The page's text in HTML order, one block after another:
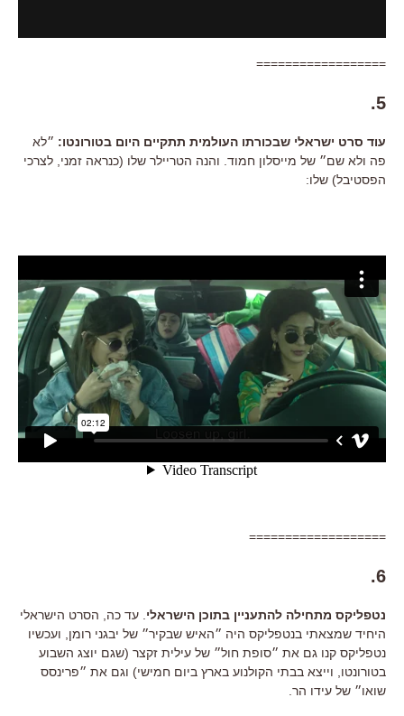
==================
5.
עוד סרט ישראלי שבכורתו העולמית תתקיים היום בטורונטו: ״לא
פה ולא שם״ של מייסלון חמוד. והנה הטריילר שלו (כנראה זמני, לצרכי
הפסטיבל) שלו:
===================
6.
נטפליקס מתחילה להתעניין בתוכן הישראלי . עד כה, הסרט הישראלי
היחיד שמצאתי בנטפליקס היה ״האיש שבקיר״ של יבגני רומן, ועכשיו
נטפליקס קנו גם את ״סופת חול״ של עילית זקצר (שגם יוצג השבוע
בטורונטו, וייצא בבתי הקולנוע בארץ ביום חמישי) וגם את ״פרינסס
שואו״ של עידו הר.